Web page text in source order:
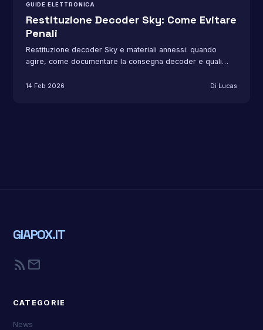
GUIDE ELETTRONICA
Restituzione Decoder Sky: Come Evitare
Penali
Restituzione decoder Sky e materiali annessi: quando
agire, come documentare la consegna decoder e quali…
14 Feb 2026 Di Lucas
GIAPOX.IT
rss_feed mail
CATEGORIE
News